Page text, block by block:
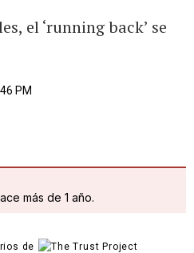
el ‘running back’ se
PM
más de 1 año.
de